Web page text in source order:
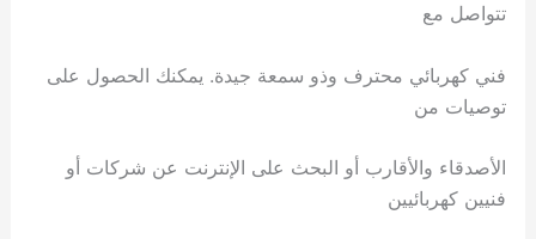
تتواصل مع
فني كهربائي محترف وذو سمعة جيدة. يمكنك الحصول على
توصيات من
الأصدقاء والأقارب أو البحث على الإنترنت عن شركات أو
فنيين كهربائيين